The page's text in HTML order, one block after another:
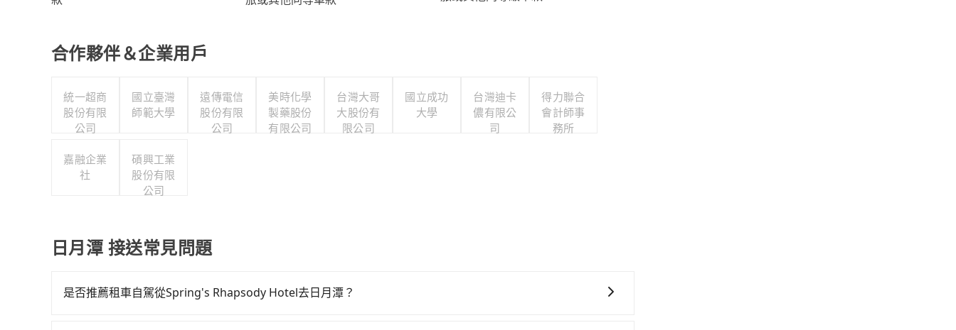
合作夥伴＆企業用戶
統一超商
股份有限
公司
國立臺灣
師範大學
遠傳電信
股份有限
公司
美時化學
製藥股份
有限公司
台灣大哥
大股份有
限公司
國立成功
大學
台灣迪卡
儂有限公
司
得力聯合
會計師事
務所
嘉融企業
社
碩興工業
股份有限
公司
日月潭 接送常見問題
是否推薦租車自駕從Spring's Rhapsody Hotel去日月潭？